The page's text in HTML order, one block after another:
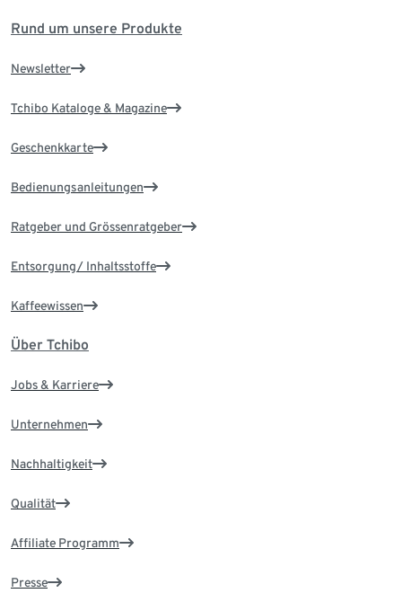
Rund um unsere Produkte
Newsletter
Tchibo Kataloge & Magazine
Geschenkkarte
Bedienungsanleitungen
Ratgeber und Grössenratgeber
Entsorgung/ Inhaltsstoffe
Kaffeewissen
Über Tchibo
Jobs & Karriere
Unternehmen
Nachhaltigkeit
Qualität
Affiliate Programm
Presse